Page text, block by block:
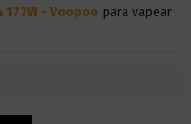
177W - Voopoopara vapear